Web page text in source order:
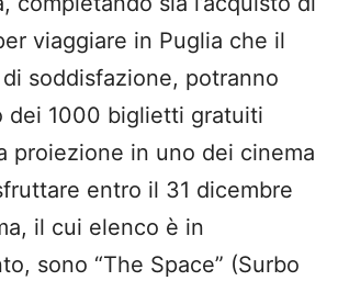
viaggiare in Puglia che il
soddisfazione, potranno
dei 1000 biglietti gratuiti
proiezione in uno dei cinema
entro il 31 dicembre
il cui elenco è in
sono “The Space” (Surbo